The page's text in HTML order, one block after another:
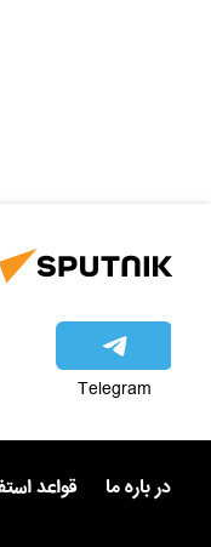
Telegram
در باره ما قواعد